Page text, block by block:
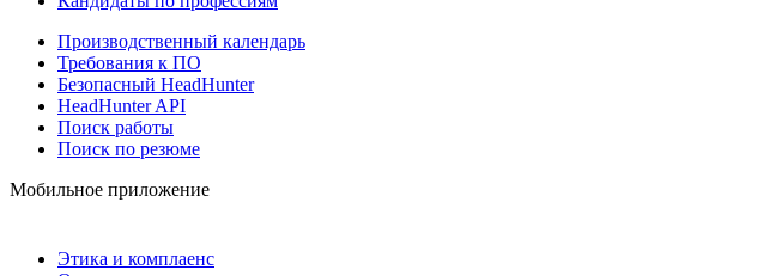
Производственный календарь
Требования к ПО
Безопасный HeadHunter
HeadHunter API
Поиск работы
Поиск по резюме
Мобильное приложение
Этика и комплаенс